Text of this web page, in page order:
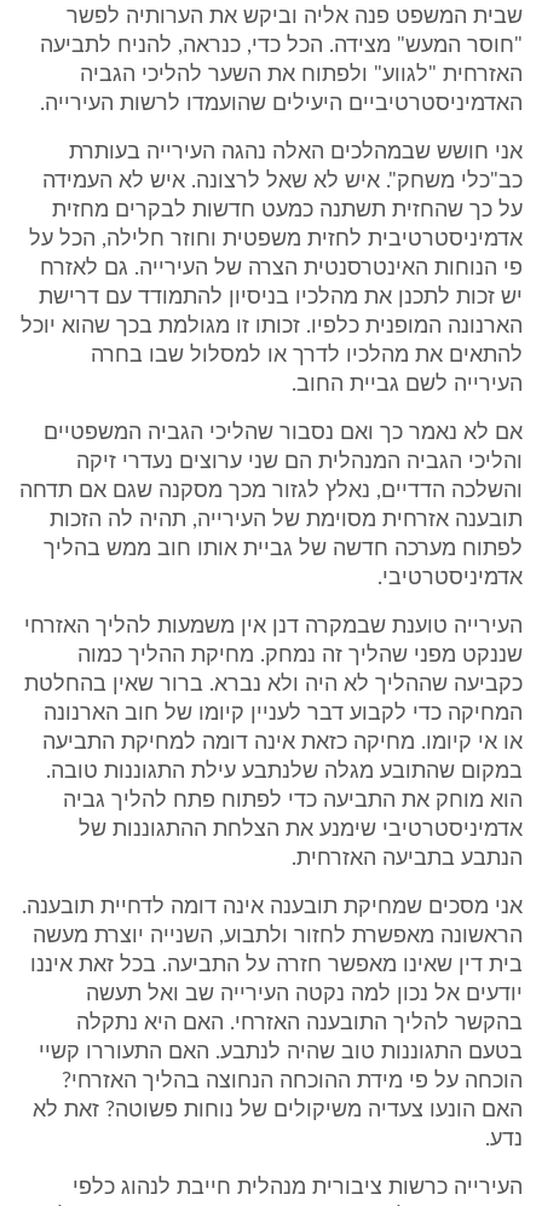
שבית המשפט פנה אליה וביקש את הערותיה לפשר
"חוסר המעש" מצידה. הכל כדי, כנראה, להניח לתביעה
האזרחית "לגווע" ולפתוח את השער להליכי הגביה
האדמיניסטרטיביים היעילים שהועמדו לרשות העירייה.
אני חושש שבמהלכים האלה נהגה העירייה בעותרת
כב"כלי משחק". איש לא שאל לרצונה. איש לא העמידה
על כך שהחזית תשתנה כמעט חדשות לבקרים מחזית
אדמיניסטרטיבית לחזית משפטית וחוזר חלילה, הכל על
פי הנוחות האינטרסנטית הצרה של העירייה. גם לאזרח
יש זכות לתכנן את מהלכיו בניסיון להתמודד עם דרישת
הארנונה המופנית כלפיו. זכותו זו מגולמת בכך שהוא יוכל
להתאים את מהלכיו לדרך או למסלול שבו בחרה
העירייה לשם גביית החוב.
אם לא נאמר כך ואם נסבור שהליכי הגביה המשפטיים
והליכי הגביה המנהלית הם שני ערוצים נעדרי זיקה
והשלכה הדדיים, נאלץ לגזור מכך מסקנה שגם אם תדחה
תובענה אזרחית מסוימת של העירייה, תהיה לה הזכות
לפתוח מערכה חדשה של גביית אותו חוב ממש בהליך
אדמיניסטרטיבי.
העירייה טוענת שבמקרה דנן אין משמעות להליך האזרחי
שננקט מפני שהליך זה נמחק. מחיקת ההליך כמוה
כקביעה שההליך לא היה ולא נברא. ברור שאין בהחלטת
המחיקה כדי לקבוע דבר לעניין קיומו של חוב הארנונה
או אי קיומו. מחיקה כזאת אינה דומה למחיקת התביעה
במקום שהתובע מגלה שלנתבע עילת התגוננות טובה.
הוא מוחק את התביעה כדי לפתוח פתח להליך גביה
אדמיניסטרטיבי שימנע את הצלחת ההתגוננות של
הנתבע בתביעה האזרחית.
אני מסכים שמחיקת תובענה אינה דומה לדחיית תובענה.
הראשונה מאפשרת לחזור ולתבוע, השנייה יוצרת מעשה
בית דין שאינו מאפשר חזרה על התביעה. בכל זאת איננו
יודעים אל נכון למה נקטה העירייה שב ואל תעשה
בהקשר להליך התובענה האזרחי. האם היא נתקלה
בטעם התגוננות טוב שהיה לנתבע. האם התעוררו קשיי
הוכחה על פי מידת ההוכחה הנחוצה בהליך האזרחי?
האם הונעו צעדיה משיקולים של נוחות פשוטה? זאת לא
נדע.
העירייה כרשות ציבורית מנהלית חייבת לנהוג כלפי